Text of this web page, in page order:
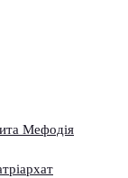
Мефодія